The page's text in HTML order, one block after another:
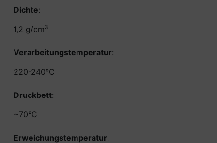
Dichte:
1,2 g/cm3
Verarbeitungstemperatur:
220-240°C
Druckbett:
~70°C
Erweichungstemperatur: